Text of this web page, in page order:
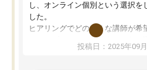
し、オンライン個別という選択を
した。
ヒアリングでどのような講師が希
か、オプションは付帯するかなど
事が出来ました。
投稿日：2025年09